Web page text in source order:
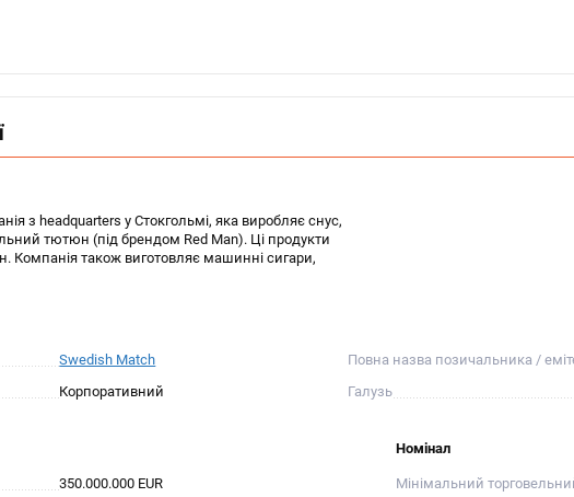
з headquarters у Стокгольмі, яка виробляє снус,
тютюн (під брендом Red Man). Ці продукти
Компанія також виготовляє машинні сигари,
Swedish Match Повна назва позичальника /
Корпоративний Галузь
350.000.000 EUR
Номінал
Мінімальний